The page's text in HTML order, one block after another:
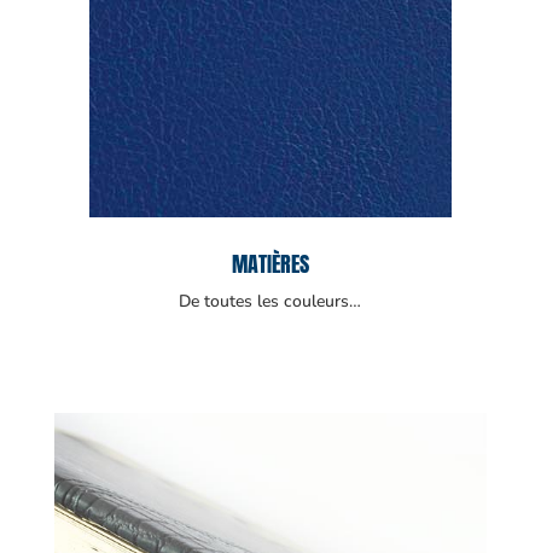
MATIÈRES
De toutes les couleurs…